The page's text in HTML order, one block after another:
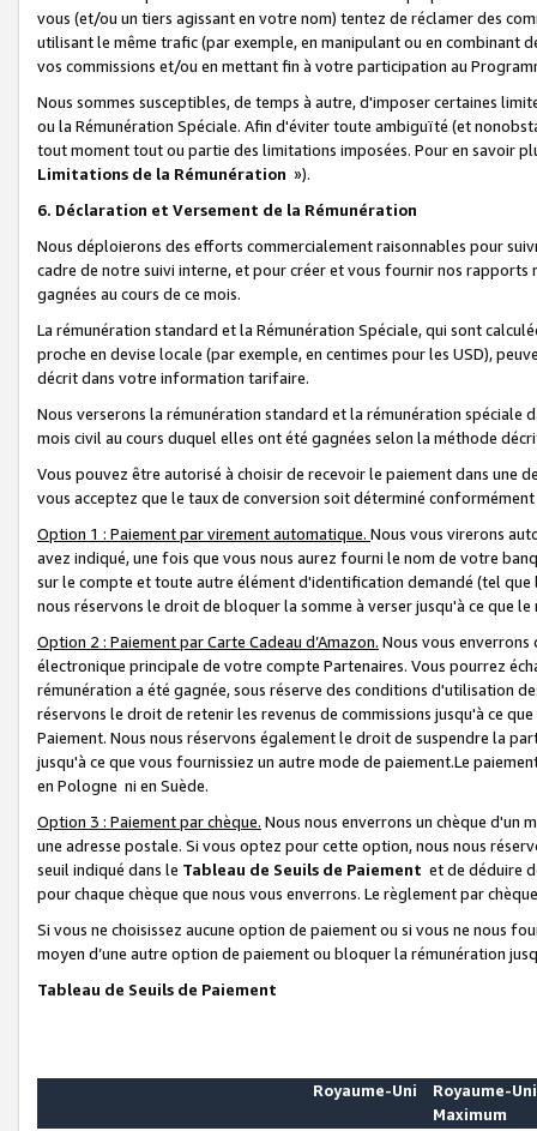
vous (et/ou un tiers agissant en votre nom) tentez de réclamer des
utilisant le même trafic (par exemple, en manipulant ou en combinant
vos commissions et/ou en mettant fin à votre participation au
Nous sommes susceptibles, de temps à autre, d'imposer certaines
ou la Rémunération Spéciale. Afin d'éviter toute ambiguïté (et
tout moment tout ou partie des limitations imposées. Pour en savoir
Limitations de la Rémunération »).
6. Déclaration et Versement de la Rémunération
Nous déploierons des efforts commercialement raisonnables pour
cadre de notre suivi interne, et pour créer et vous fournir nos
gagnées au cours de ce mois.
La rémunération standard et la Rémunération Spéciale, qui sont
proche en devise locale (par exemple, en centimes pour les USD),
décrit dans votre information tarifaire.
Nous verserons la rémunération standard et la rémunération spéciale
mois civil au cours duquel elles ont été gagnées selon la méthode
Vous pouvez être autorisé à choisir de recevoir le paiement dans une
vous acceptez que le taux de conversion soit déterminé
Option 1 : Paiement par virement automatique. Nous vous virerons
avez indiqué, une fois que vous nous aurez fourni le nom de votre
sur le compte et toute autre élément d'identification demandé (tel que
nous réservons le droit de bloquer la somme à verser jusqu'à ce que
Option 2 : Paiement par Carte Cadeau d’Amazon. Nous vous
électronique principale de votre compte Partenaires. Vous pourrez
rémunération a été gagnée, sous réserve des conditions d'utilisation
réservons le droit de retenir les revenus de commissions jusqu'à ce
Paiement. Nous nous réservons également le droit de suspendre la
jusqu'à ce que vous fournissiez un autre mode de paiement.Le
en Pologne ni en Suède.
Option 3 : Paiement par chèque. Nous nous enverrons un chèque d'un
une adresse postale. Si vous optez pour cette option, nous nous
seuil indiqué dans le Tableau de Seuils de Paiement et de déduire
pour chaque chèque que nous vous enverrons. Le règlement par
Si vous ne choisissez aucune option de paiement ou si vous ne nous
moyen d’une autre option de paiement ou bloquer la rémunération
Tableau de Seuils de Paiement
Royaume-Uni
Royaume-Uni
Maximum